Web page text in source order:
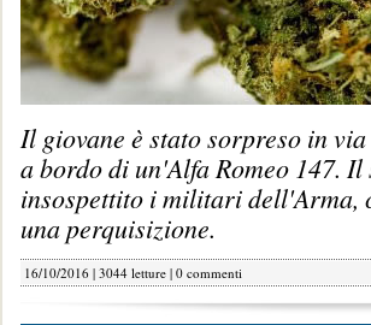
Il giovane è stato sorpreso in
a bordo di un'Alfa Romeo 147.
insospettito i militari dell'Arma,
una perquisizione.
16/10/2016 | 3044 letture | 0 commenti